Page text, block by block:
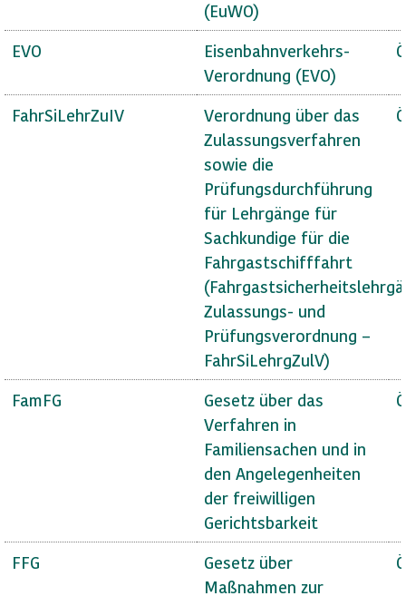
(EuWO)
EVO
Eisenbahnverkehrs-
Verordnung (EVO)
FahrSiLehrZuIV
Verordnung über das
Zulassungsverfahren
sowie die
Prüfungsdurchführung
für Lehrgänge für
Sachkundige für die
Fahrgastschifffahrt
Zulassungs- und
Prüfungsverordnung –
FahrSiLehrgZulV)
FamFG
Gesetz über das
Verfahren in
Familiensachen und in
den Angelegenheiten
der freiwilligen
Gerichtsbarkeit
FFG
Gesetz über
Maßnahmen zur